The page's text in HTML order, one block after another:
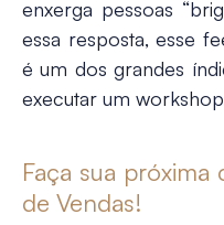
enxerga pessoas
essa resposta, esse
é um dos grandes
executar um
Faça sua
de Vendas!